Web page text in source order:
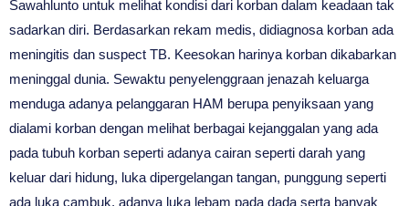
Sawahlunto untuk melihat kondisi dari korban dalam keadaan tak
sadarkan diri. Berdasarkan rekam medis, didiagnosa korban ada
meningitis dan suspect TB. Keesokan harinya korban dikabarkan
meninggal dunia. Sewaktu penyelenggraan jenazah keluarga
menduga adanya pelanggaran HAM berupa penyiksaan yang
dialami korban dengan melihat berbagai kejanggalan yang ada
pada tubuh korban seperti adanya cairan seperti darah yang
keluar dari hidung, luka dipergelangan tangan, punggung seperti
ada luka cambuk, adanya luka lebam pada dada serta banyak